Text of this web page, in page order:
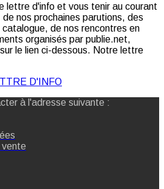
lettre d'info et vous tenir au courant
nos prochaines parutions, des
de nos rencontres en
organisés par publie.net,
le lien ci-dessous. Notre lettre
D'INFO
à l'adresse suivante :
vente